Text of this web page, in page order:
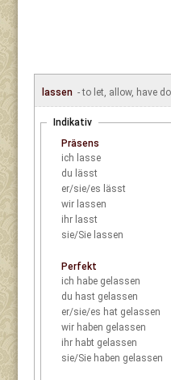
lassen - to let, allow, have
Indikativ
Präsens
ich lasse
du lässt
er/sie/es lässt
wir lassen
ihr lasst
sie/Sie lassen
Perfekt
ich habe gelassen
du hast gelassen
er/sie/es hat gelassen
wir haben gelassen
ihr habt gelassen
sie/Sie haben gelassen